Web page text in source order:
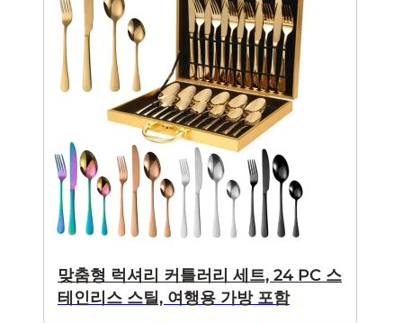
맞춤형 럭셔리 커틀러리 세트, 24 PC 스
테인리스 스틸, 여행용 가방 포함